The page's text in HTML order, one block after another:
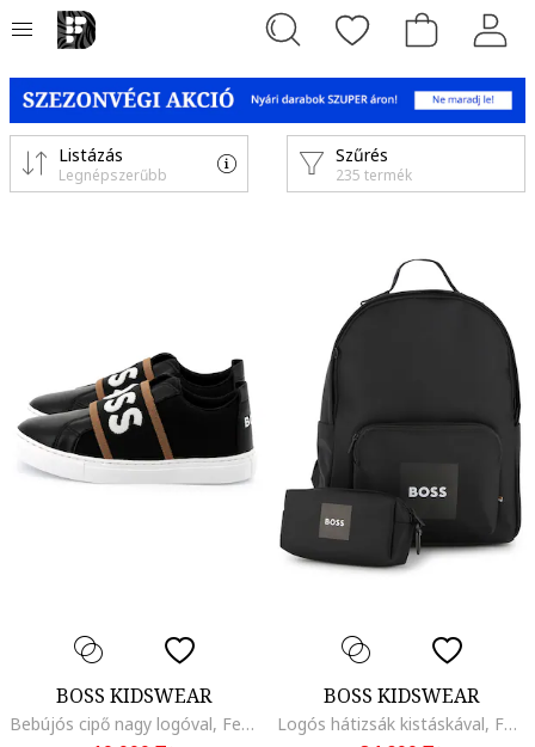
Szűrés
235 termék
Listázás
Legnépszerűbb
BOSS KIDSWEAR
Bebújós cipő nagy logóval, Fekete/Barna
BOSS KIDSWEAR
Logós hátizsák kistáskával, Fekete